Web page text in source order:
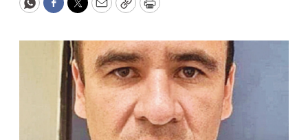
WhatsApp
Facebook
Twitter
EmailCopyPrint